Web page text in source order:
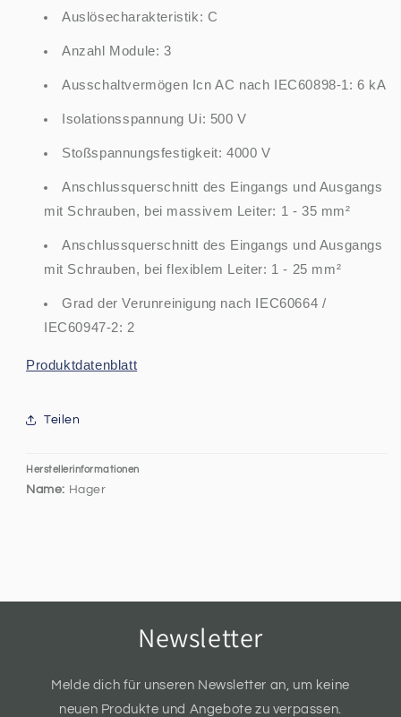
Auslösecharakteristik: C
Anzahl Module: 3
Ausschaltvermögen Icn AC nach IEC60898-1: 6 kA
Isolationsspannung Ui: 500 V
Stoßspannungsfestigkeit: 4000 V
Anschlussquerschnitt des Eingangs und Ausgangs
mit Schrauben, bei massivem Leiter: 1 - 35 mm²
Anschlussquerschnitt des Eingangs und Ausgangs
mit Schrauben, bei flexiblem Leiter: 1 - 25 mm²
Grad der Verunreinigung nach IEC60664 /
IEC60947-2: 2
Produktdatenblatt
Teilen
Herstellerinformationen
Name: Hager
Newsletter
Melde dich für unseren Newsletter an, um keine
neuen Produkte und Angebote zu verpassen.